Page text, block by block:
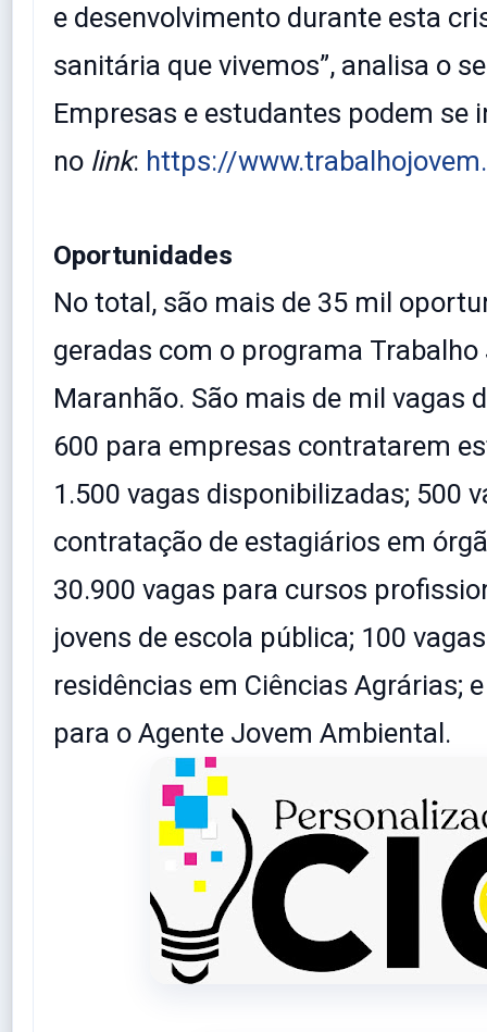
e desenvolvimento durante esta
sanitária que vivemos”, analisa o
Empresas e estudantes podem se
no link: https://
Oportunidades
No total, são mais de 35 mil
geradas com o programa Trabalho
Maranhão. São mais de mil vagas
600 para empresas contratarem
1.500 vagas disponibilizadas; 500
contratação de estagiários em
30.900 vagas para cursos
jovens de escola pública; 100
residências em Ciências Agrárias;
para o Agente Jovem Ambiental.